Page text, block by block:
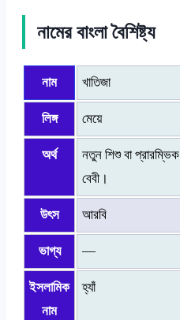
নামের বাংলা বৈশিষ্ট্য
নাম খাতিজা
লিঙ্গ মেয়ে
অর্থ
নতুন শিশু বা প্রারম্ভিক
বেবী।
উৎস আরবি
ভাগ্য —
ইসলামিক
নাম
হ্যাঁ